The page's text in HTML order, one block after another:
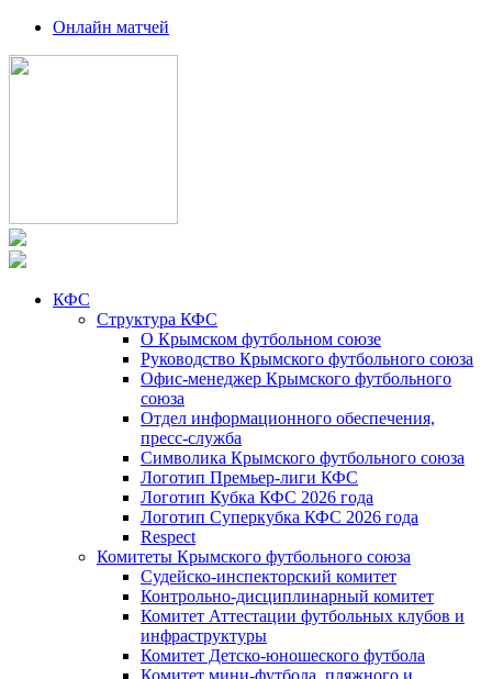
Онлайн матчей
КФС
Структура КФС
О Крымском футбольном союзе
Руководство Крымского футбольного союза
Офис-менеджер Крымского футбольного
союза
Отдел информационного обеспечения,
пресс-служба
Символика Крымского футбольного союза
Логотип Премьер-лиги КФС
Логотип Кубка КФС 2026 года
Логотип Суперкубка КФС 2026 года
Respect
Комитеты Крымского футбольного союза
Судейско-инспекторский комитет
Контрольно-дисциплинарный комитет
Комитет Аттестации футбольных клубов и
инфраструктуры
Комитет Детско-юношеского футбола
Комитет мини-футбола, пляжного и